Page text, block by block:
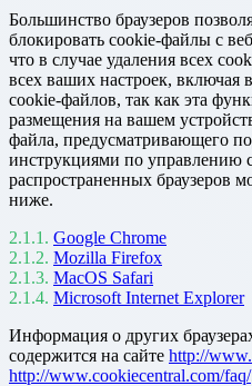
Большинство браузеров
блокировать cookie-файлы c
что в случае удаления всех
всех ваших настроек, включая
cookie-файлов, так как эта
размещения на вашем
файла, предусматривающего
инструкциями по управлению
распространенных браузеров
ниже.
Google Chrome
Mozilla Firefox
MacOS Safari
Microsoft Internet Explorer
Информация о других
содержится на сайте http://
http://www.cookiecentral.com/faq/